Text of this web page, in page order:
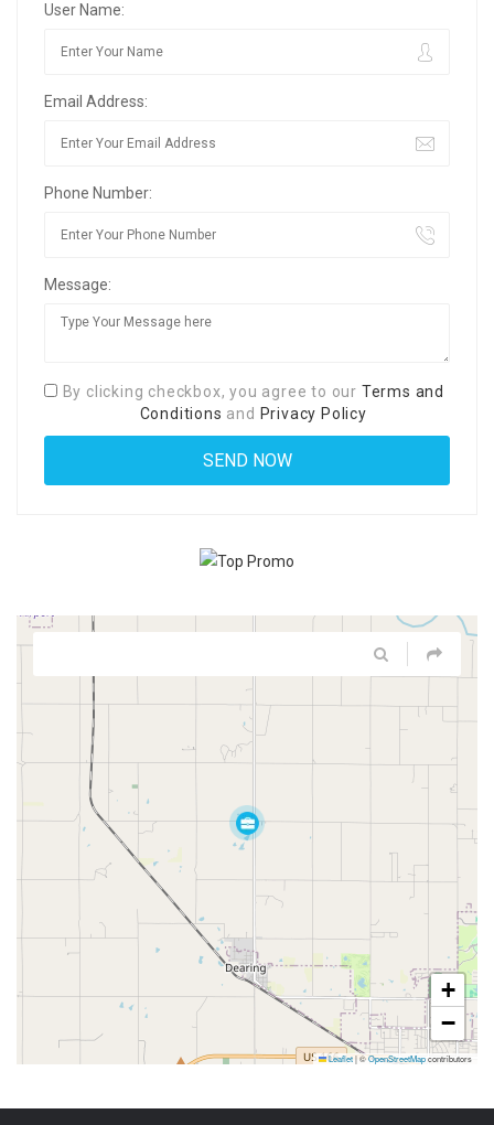
User Name:
Email Address:
Phone Number:
Message:
By clicking checkbox, you agree to our Terms and
Conditions and Privacy Policy
+
−
Leaflet|©OpenStreetMapcontributors